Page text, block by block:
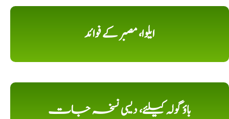
ایلوا، مصبر کے فوائد
باؤ گولہ کیلئے، دیسی نسخہ جات